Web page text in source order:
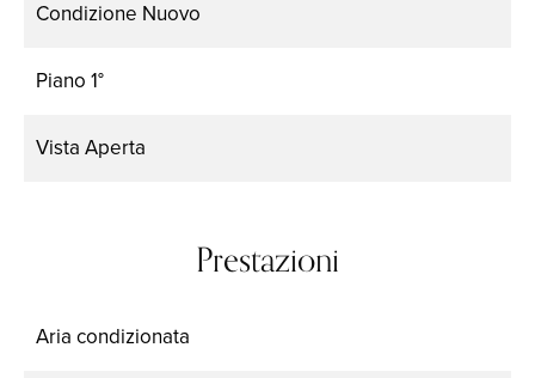
Condizione Nuovo
Piano 1°
Vista Aperta
Prestazioni
Aria condizionata